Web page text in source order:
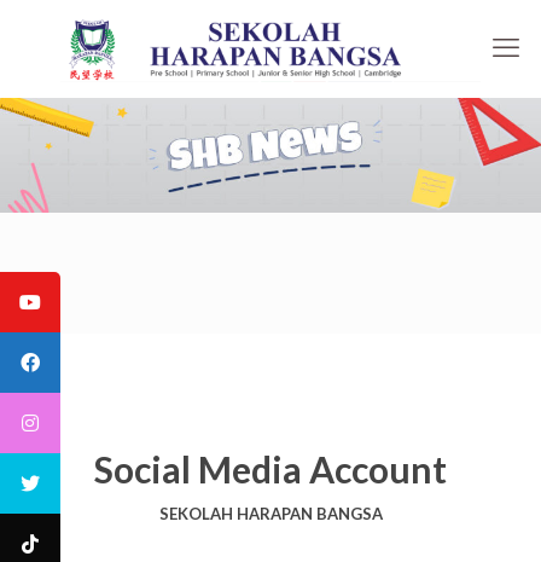
Social Media Account
SEKOLAH HARAPAN BANGSA